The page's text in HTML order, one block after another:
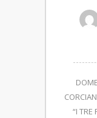
“I TRE